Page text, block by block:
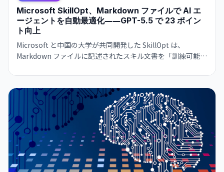
Microsoft SkillOpt、Markdown ファイルで AI エ
ージェントを自動最適化――GPT-5.5 で 23 ポイン
ト向上
Microsoft と中国の大学が共同開発した SkillOpt は、
Markdown ファイルに記述されたスキル文書を「訓練可能な
Claude Code など複数の環境に転移可能で、開発者が手軽に
AI エージェントの性能を高められる実用的な技術。